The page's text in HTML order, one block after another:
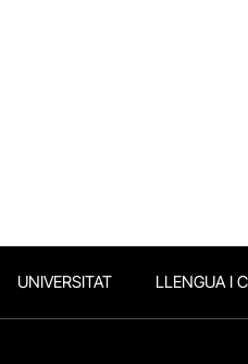
UNIVERSITAT LLENGUA I